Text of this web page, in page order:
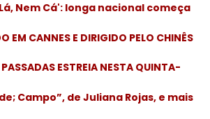
Nem Cá': longa nacional começa
EM CANNES E DIRIGIDO PELO CHINÊS
ESTREIA NESTA QUINTA-
Campo”, de Juliana Rojas, e mais